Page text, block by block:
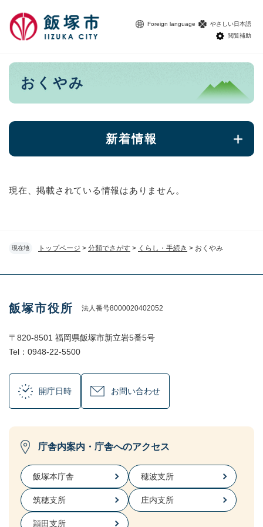
Foreign language
やさしい日本語
閲覧補助
現在地 トップページ > 分類でさがす > くらし・手続き > おくやみ
本
おくやみ
新着情報
現在、掲載されている情報はありません。
飯塚市役所 法人番号8000020402052
〒820-8501 福岡県飯塚市新立岩5番5号
Tel：0948-22-5500
開庁日時 お問い合わせ
庁舎内案内・庁舎へのアクセス
飯塚本庁舎 穂波支所
筑穂支所 庄内支所
頴田支所